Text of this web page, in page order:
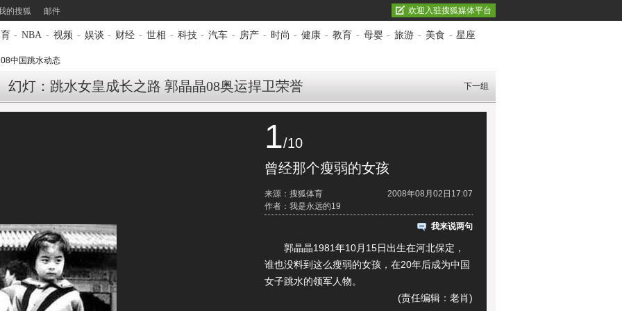
的搜狐 邮件 欢迎入驻搜狐媒体平台
- NBA - 视频 - 娱谈 - 财经 - 世相 - 科技 - 汽车 - 房产 - 时尚 - 健康 - 教育 - 母婴 - 旅游 - 美食 - 星座
08中国跳水动态
幻灯：跳水女皇成长之路 郭晶晶08奥运捍卫荣誉 下一组
1/10
曾经那个瘦弱的女孩
2008年08月02日17:07
来源：搜狐体育
作者：我是永远的19
我来说两句
郭晶晶1981年10月15日出生在河北保定，
谁也没料到这么瘦弱的女孩，在20年后成为中国
女子跳水的领军人物。
(责任编辑：老肖)